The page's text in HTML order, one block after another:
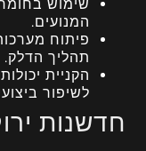
שימוש
המנועים.
פיתוח
תהליך הדלק.
הקניית
לשיפור
חדשנות